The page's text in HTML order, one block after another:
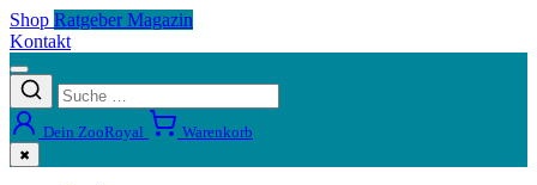
Shop Ratgeber Magazin
Kontakt
Dein ZooRoyal Warenkorb
✖